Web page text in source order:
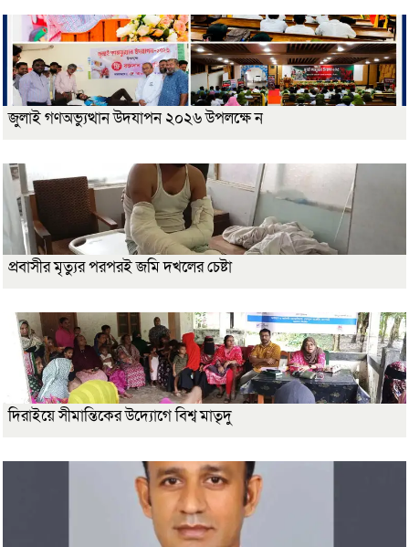
জুলাই গণঅভ্যুত্থান উদযাপন ২০২৬ উপলক্ষে ন
প্রবাসীর মৃত্যুর পরপরই জমি দখলের চেষ্টা
দিরাইয়ে সীমান্তিকের উদ্যোগে বিশ্ব মাতৃদু